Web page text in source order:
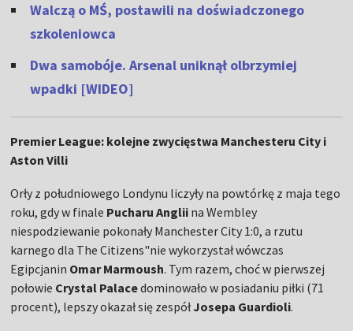
Walczą o MŚ, postawili na doświadczonego
szkoleniowca
Dwa samobóje. Arsenal uniknął olbrzymiej
wpadki [WIDEO]
Premier League: kolejne zwycięstwa Manchesteru City i
Aston Villi
Orły z południowego Londynu liczyły na powtórkę z maja tego
roku, gdy w finale Pucharu Anglii na Wembley
niespodziewanie pokonały Manchester City 1:0, a rzutu
karnego dla The Citizens"nie wykorzystał wówczas
Egipcjanin Omar Marmoush. Tym razem, choć w pierwszej
połowie Crystal Palacedominowało w posiadaniu piłki (71
procent), lepszy okazał się zespółJosepa Guardioli.